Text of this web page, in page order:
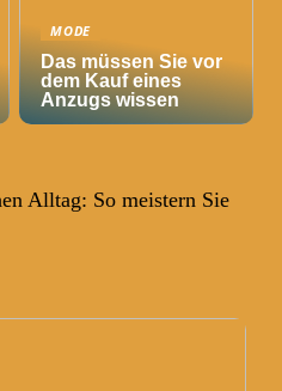
MODE
Das müssen Sie vor
dem Kauf eines
Anzugs wissen
Alltag: So meistern Sie